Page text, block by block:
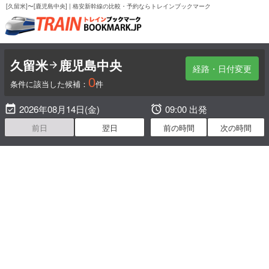
[久留米]〜[鹿児島中央] | 格安新幹線の比較・予約ならトレインブックマーク
経路・日付変更
久留米 鹿児島中央
条件に該当した候補： 0件
 2026年08月14日(金)
前日 翌日
 09:00 出発
前の時間 次の時間